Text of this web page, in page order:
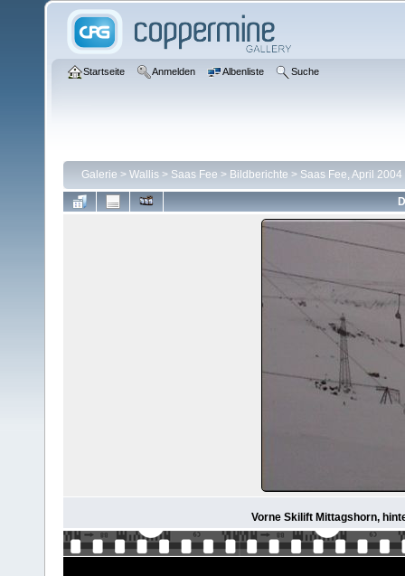
Startseite Anmelden Albenliste Suche
Galerie > Wallis > Saas Fee > Bildberichte > Saas Fee, April 2004
Vorne Skilift Mittagshorn,